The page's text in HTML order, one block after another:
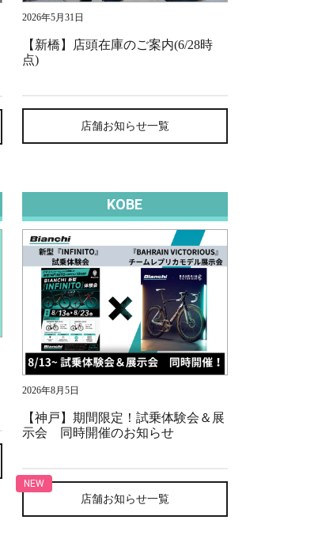
2026年5月31日
【新橋】店頭在庫のご案内(6/28時
点)
店舗お知らせ一覧
KOBE
2026年8月5日
【神戸】期間限定！試乗体験会＆展
示会 同時開催のお知らせ
店舗お知らせ一覧